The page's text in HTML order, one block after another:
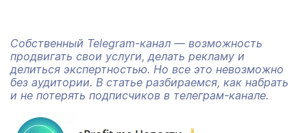
Собственный Telegram-канал — возможность
продвигать свои услуги, делать рекламу и
делиться экспертностью. Но все это невозможно
без аудитории. В статье разбираемся, как набрать
и не потерять подписчиков в телеграм-канале.